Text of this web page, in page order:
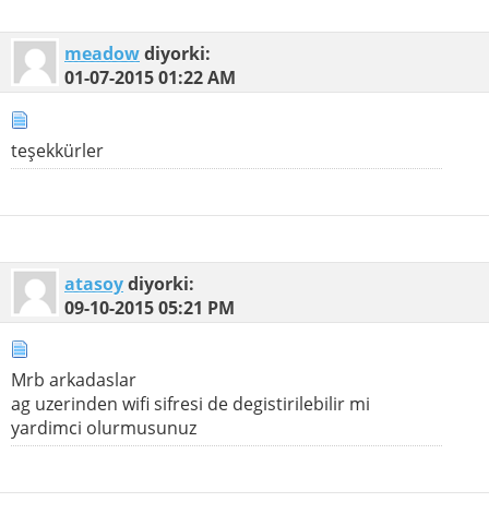
meadowdiyorki:
01-07-201501:22 AM
teşekkürler
atasoydiyorki:
09-10-201505:21 PM
Mrb arkadaslar
ag uzerinden wifi sifresi de degistirilebilir mi
yardimci olurmusunuz